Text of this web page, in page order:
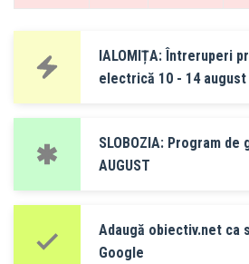
IALOMIȚA: Întreruperi
electrică 10 - 14 august
SLOBOZIA: Program
AUGUST
Adaugă obiectiv.net ca
Google